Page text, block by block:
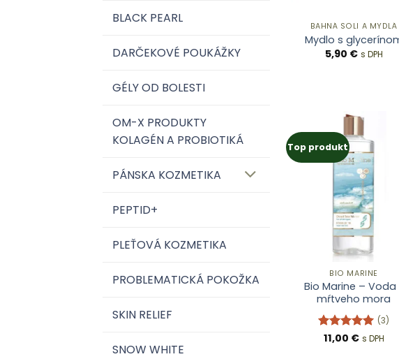
BLACK PEARL
DARČEKOVÉ POUKÁŽKY
GÉLY OD BOLESTI
OM-X PRODUKTY
KOLAGÉN A PROBIOTIKÁ
PÁNSKA KOZMETIKA
PEPTID+
PLEŤOVÁ KOZMETIKA
PROBLEMATICKÁ POKOŽKA
SKIN RELIEF
SNOW WHITE
BAHNÁ SOLI A MYDLÁ
Mydlo s
5,90 € s DPH
Top produkt
BIO MARINE
Bio Marine – Voda
mŕtveho mora
Hodnotenie
(3)
11,00 € s DPH